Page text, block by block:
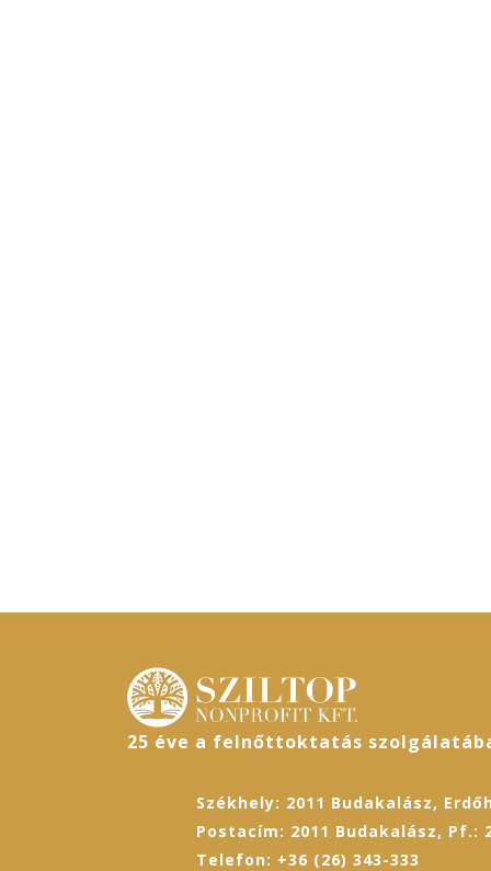
25 éve a felnőttoktatás
Székhely: 2011 Budakalász,
Postacím: 2011 Budakalász, Pf.:
Telefon: +36 (26) 343-333